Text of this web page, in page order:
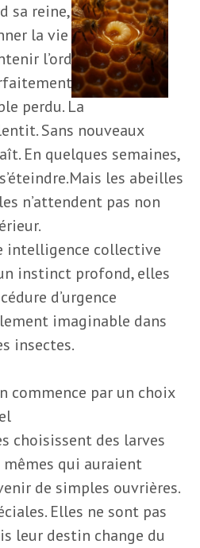
sa reine,
la vie à
l’ordre
perdu. La
Sans nouveaux
En quelques semaines,
les abeilles
n’attendent pas non
intelligence collective
instinct profond, elles
d’urgence
imaginable dans
insectes.
par un choix
choisissent des larves
qui auraient
de simples ouvrières.
Elles ne sont pas
leur destin change du